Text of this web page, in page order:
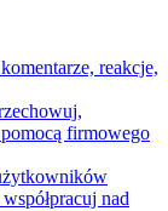
reakcje,
firmowego
nad